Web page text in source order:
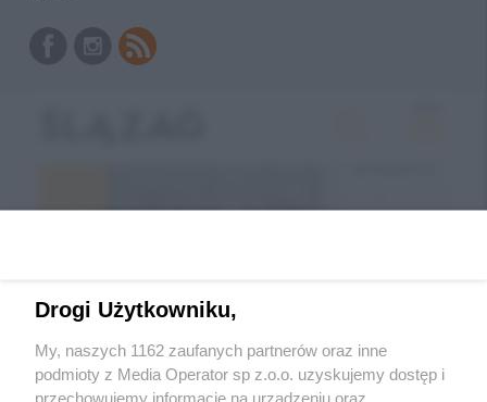
Drogi Użytkowniku,
My, naszych 1162 zaufanych partnerów oraz inne
podmioty z Media Operator sp z.o.o. uzyskujemy dostęp i
przechowujemy informacje na urządzeniu oraz